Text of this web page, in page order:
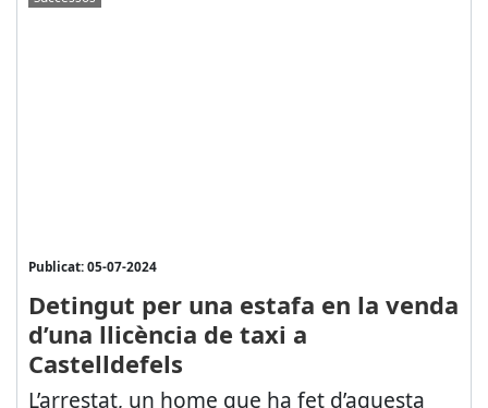
Publicat: 05-07-2024
Detingut per una estafa en la venda
d’una llicència de taxi a
Castelldefels
L’arrestat, un home que ha fet d’aquesta